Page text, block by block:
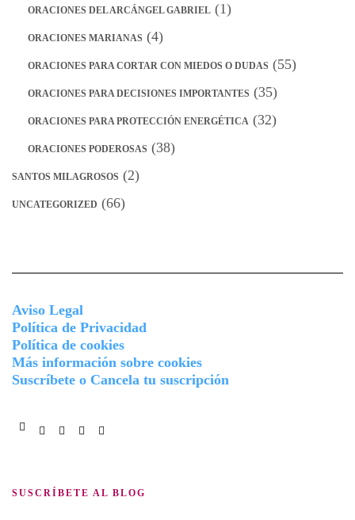
ORACIONES DEL ARCÁNGEL GABRIEL (1)
ORACIONES MARIANAS (4)
ORACIONES PARA CORTAR CON MIEDOS O DUDAS (55)
ORACIONES PARA DECISIONES IMPORTANTES (35)
ORACIONES PARA PROTECCIÓN ENERGÉTICA (32)
ORACIONES PODEROSAS (38)
SANTOS MILAGROSOS (2)
UNCATEGORIZED (66)
Aviso Legal
Política de Privacidad
Política de cookies
Más información sobre cookies
Suscríbete o Cancela tu suscripción
SUSCRÍBETE AL BLOG